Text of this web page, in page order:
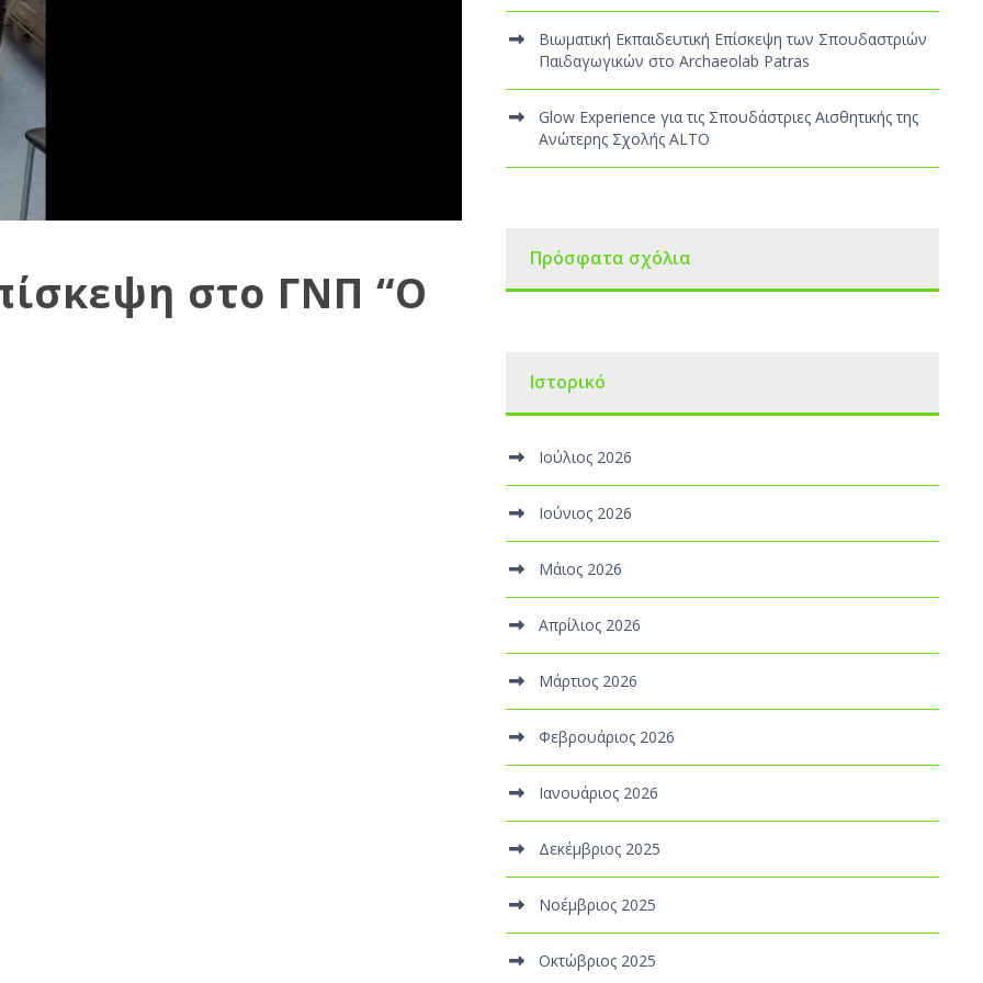
στο ΓΝΠ “Ο
Βιωματική Εκπαιδευτική Επίσκεψη των Σπουδαστριών
Παιδαγωγικών στο Archaeolab Patras
Glow Experience για τις Σπουδάστριες Αισθητικής της
Ανώτερης Σχολής ALTO
Πρόσφατα σχόλια
Ιστορικό
Ιούλιος 2026
Ιούνιος 2026
Μάιος 2026
Απρίλιος 2026
Μάρτιος 2026
Φεβρουάριος 2026
Ιανουάριος 2026
Δεκέμβριος 2025
Νοέμβριος 2025
Οκτώβριος 2025